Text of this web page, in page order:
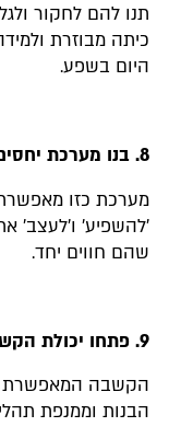
תנו להם לחקור
כיתה מבוזרת
היום בשפע.
8. בנו מערכת יחסים דיאלוגית עם התלמידים
מערכת כזו
'להשפיע' ו'לעצב'
שהם חווים יחד.
9. פתחו יכולת הקשבה פעילה שלכם ושל תלמידיכם
הקשבה המאפשרת
הבנות וממנפת